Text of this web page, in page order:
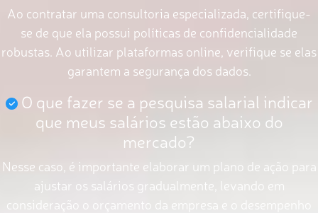
Ao contratar uma consultoria especializada, certifique-
se de que ela possui políticas de confidencialidade
robustas. Ao utilizar plataformas online, verifique se elas
garantem a segurança dos dados.
O que fazer se a pesquisa salarial indicar
que meus salários estão abaixo do
mercado?
Nesse caso, é importante elaborar um plano de ação para
ajustar os salários gradualmente, levando em
consideração o orçamento da empresa e o desempenho